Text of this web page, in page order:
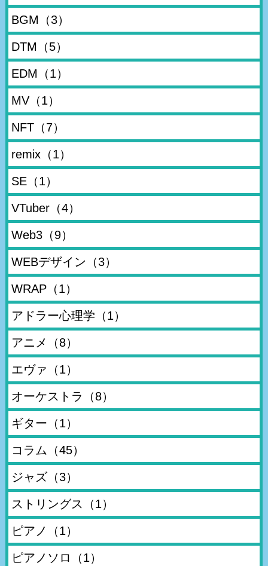
BGM （3）
DTM （5）
EDM （1）
MV（1）
NFT（7）
remix（1）
SE（1）
VTuber（4）
Web3（9）
WEBデザイン （3）
WRAP（1）
アドラー心理学 （1）
アニメ （8）
エヴァ （1）
オーケストラ （8）
ギター （1）
コラム （45）
ジャズ（3）
ストリングス （1）
ピアノ （1）
ピアノソロ （1）